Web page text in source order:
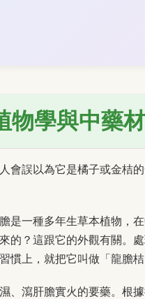
物學與中藥
會誤以為它是橘子或金桔
是一種多年生草本植物，
的？這跟它的外觀有關。
慣上，就把它叫做「龍膽桔
、瀉肝膽實火的要藥。根